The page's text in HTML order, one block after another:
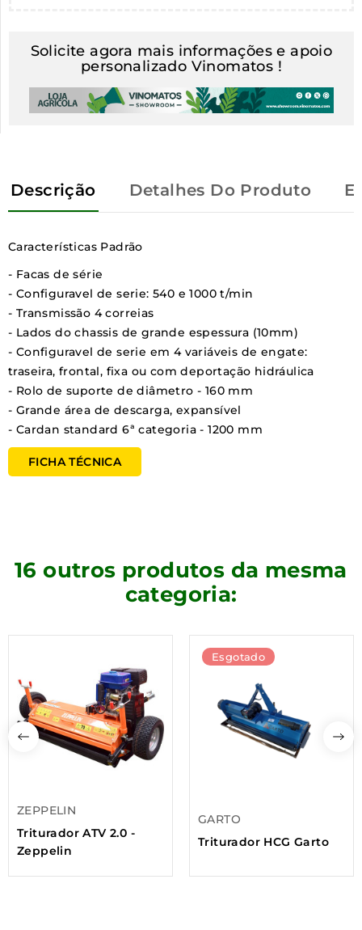
Solicite agora mais informações e apoio
personalizado Vinomatos !
Descrição Detalhes Do Produto
Características Padrão
- Facas de série
- Configuravel de serie: 540 e 1000 t/min
- Transmissão 4 correias
- Lados do chassis de grande espessura (10mm)
- Configuravel de serie em 4 variáveis de engate:
traseira, frontal, fixa ou com deportação hidráulica
- Rolo de suporte de diâmetro - 160 mm
- Grande área de descarga, expansível
- Cardan standard 6ª categoria - 1200 mm
FICHA TÉCNICA
16 outros produtos da mesma
categoria:
ZEPPELIN
Triturador ATV 2.0 -
Zeppelin
Esgotado
GARTO
Triturador HCG Garto